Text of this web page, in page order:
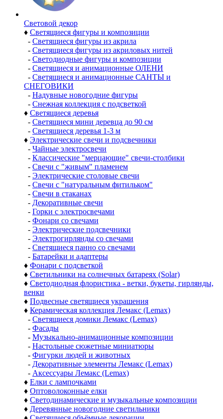
Световой декор
♦ Светящиеся фигуры и композиции
- Светящиеся фигуры из акрила
- Светящиеся фигуры из акриловых нитей
- Светодиодные фигуры и композиции
- Светящиеся и анимационные ОЛЕНИ
- Светящиеся и анимационные САНТЫ и
СНЕГОВИКИ
- Надувные новогодние фигуры
- Снежная коллекция с подсветкой
♦ Светящиеся деревья
- Светящиеся мини деревца до 90 см
- Светящиеся деревья 1-3 м
♦ Электрические свечи и подсвечники
- Чайные электросвечи
- Классические "мерцающие" свечи-столбики
- Свечи с "живым" пламенем
- Электрические столовые свечи
- Свечи с "натуральным фитильком"
- Свечи в стаканах
- Декоративные свечи
- Горки с электросвечами
- Фонари со свечами
- Электрические подсвечники
- Электрогирлянды со свечами
- Светящиеся панно со свечами
- Батарейки и адаптеры
♦ Фонари с подсветкой
♦ Светильники на солнечных батареях (Solar)
♦ Светодиодная флористика - ветки, букеты, гирлянды,
венки
♦ Подвесные светящиеся украшения
♦ Керамическая коллекция Лемакс (Lemax)
- Светящиеся домики Лемакс (Lemax)
- Фасады
- Музыкально-анимационные композиции
- Настольные сюжетные миниатюры
- Фигурки людей и животных
- Декоративные элементы Лемакс (Lemax)
- Аксессуары Лемакс (Lemax)
♦ Елки с лампочками
♦ Оптоволоконные елки
♦ Светодинамические и музыкальные композиции
♦ Деревянные новогодние светильники